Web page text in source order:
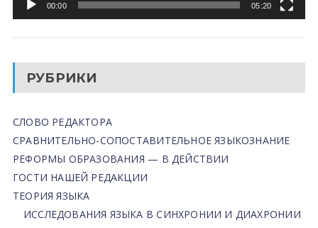
00:00 05:20
РУБРИКИ
СЛОВО РЕДАКТОРА
СРАВНИТЕЛЬНО-СОПОСТАВИТЕЛЬНОЕ ЯЗЫКОЗНАНИЕ
РЕФОРМЫ ОБРАЗОВАНИЯ — В ДЕЙСТВИИ
ГОСТИ НАШЕЙ РЕДАКЦИИ
ТЕОРИЯ ЯЗЫКА
ИССЛЕДОВАНИЯ ЯЗЫКА В СИНХРОНИИ И ДИАХРОНИИ